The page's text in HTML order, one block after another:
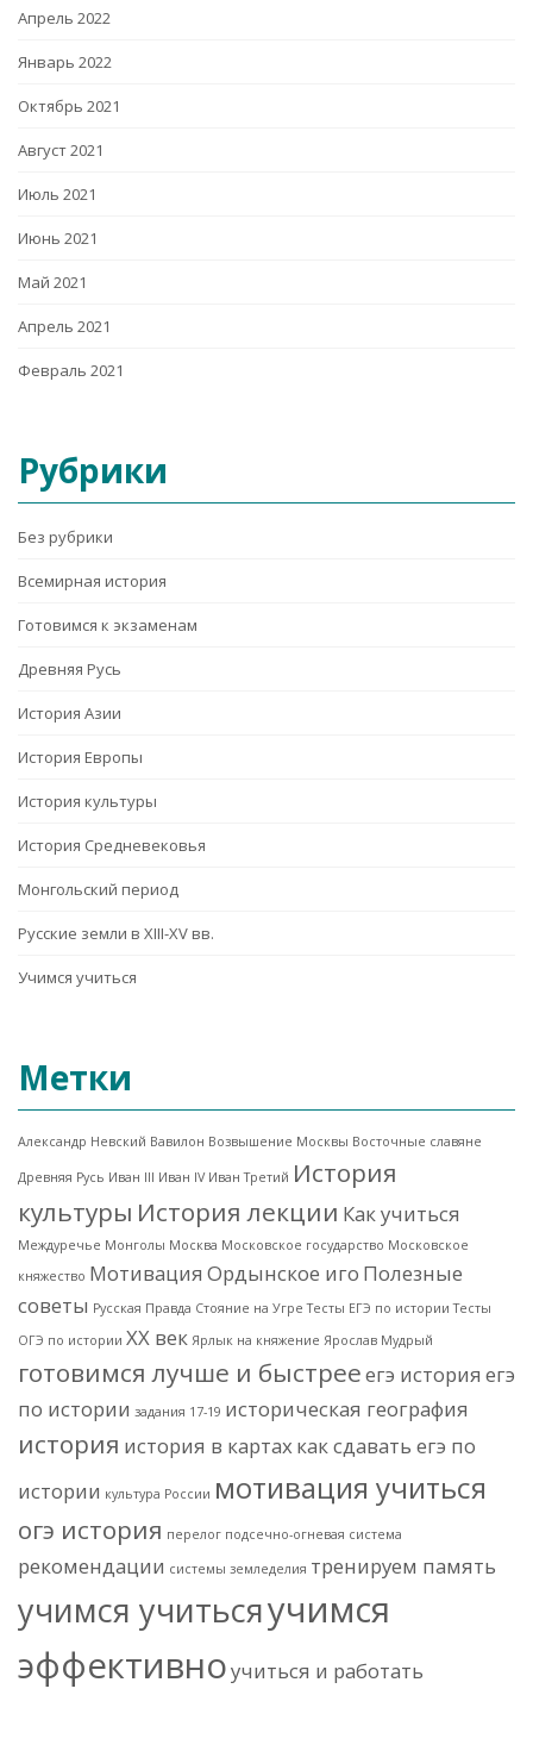
Апрель 2022
Январь 2022
Октябрь 2021
Август 2021
Июль 2021
Июнь 2021
Май 2021
Апрель 2021
Февраль 2021
Рубрики
Без рубрики
Всемирная история
Готовимся к экзаменам
Древняя Русь
История Азии
История Европы
История культуры
История Средневековья
Монгольский период
Русские земли в XIII-XV вв.
Учимся учиться
Метки
Александр Невский Вавилон Возвышение Москвы Восточные славяне
Древняя Русь Иван III Иван IV Иван Третий История
культуры История лекции Как учиться
Междуречье Монголы Москва Московское государство Московское
княжество Мотивация Ордынское иго Полезные
советы Русская Правда Стояние на Угре Тесты ЕГЭ по истории Тесты
ОГЭ по истории ХХ век Ярлык на княжение Ярослав Мудрый
готовимся лучше и быстрееегэ история егэ
по истории задания 17-19 историческая география
история история в картах как сдавать егэ по
истории культура России мотивация учиться
огэ история перелог подсечно-огневая система
рекомендации системы земледелия тренируем память
учимся учитьсяучимся
эффективноучиться и работать